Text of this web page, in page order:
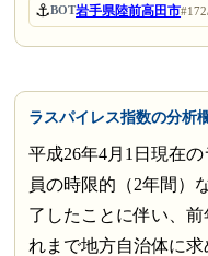
⚓BOT岩手県陸前高田市
ラスパイレス指数の分析
平成26年4月1日現在
員の時限的（2年間）
了したことに伴い、
れまで地方自治体に